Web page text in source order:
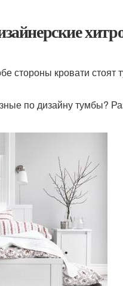
стороны кровати стоят
по дизайну тумбы?